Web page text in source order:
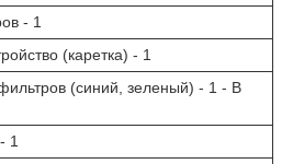
- 1
(каретка) - 1
(синий, зеленый) - 1 - В
1